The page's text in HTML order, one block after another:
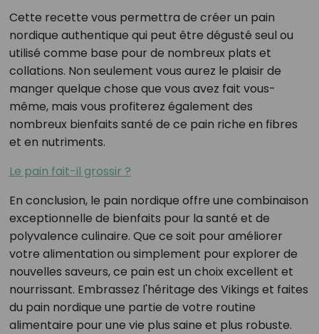
Cette recette vous permettra de créer un pain
nordique authentique qui peut être dégusté seul ou
utilisé comme base pour de nombreux plats et
collations. Non seulement vous aurez le plaisir de
manger quelque chose que vous avez fait vous-
même, mais vous profiterez également des
nombreux bienfaits santé de ce pain riche en fibres
et en nutriments.
Le pain fait-il grossir ?
En conclusion, le pain nordique offre une combinaison
exceptionnelle de bienfaits pour la santé et de
polyvalence culinaire. Que ce soit pour améliorer
votre alimentation ou simplement pour explorer de
nouvelles saveurs, ce pain est un choix excellent et
nourrissant. Embrassez l'héritage des Vikings et faites
du pain nordique une partie de votre routine
alimentaire pour une vie plus saine et plus robuste.